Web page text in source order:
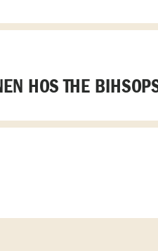
HOS THE